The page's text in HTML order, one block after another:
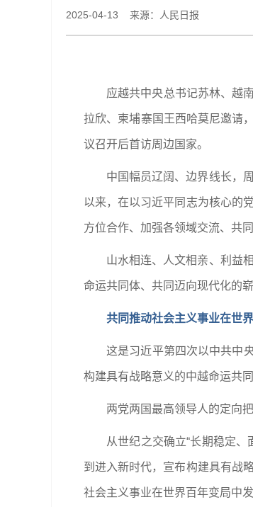
2025-04-13 来源：人民日报
应越共中央总书记苏林、越
拉欣、柬埔寨国王西哈莫尼邀请
议召开后首访周边国家。
中国幅员辽阔、边界线长，
以来，在以习近平同志为核心的
方位合作、加强各领域交流、共
山水相连、人文相亲、利益
命运共同体、共同迈向现代化的
共同推动社会主义事业在世
这是习近平第四次以中共中
构建具有战略意义的中越命运共同
两党两国最高领导人的定向
从世纪之交确立“长期稳定
到进入新时代，宣布构建具有战
社会主义事业在世界百年变局中发